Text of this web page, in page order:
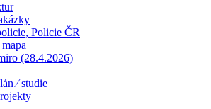
Policie ČR
(28.4.2026)
⁄ studie